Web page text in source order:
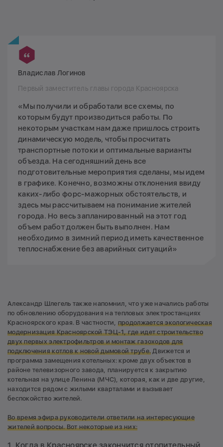
Владислав Логинов
Первый заместитель главы города Красноярска
«Мы получили и обработали все схемы, по
которым будут производиться работы. По
некоторым участкам нам даже пришлось строить
динамическую модель, чтобы просчитать
транспортные потоки и оптимальные варианты
объезда. На сегодняшний день все
подготовительные мероприятия сделаны, мы идем
в графике. Конечно, возможны отклонения ввиду
каких-либо форс-мажорных обстоятельств, и
здесь мы рассчитываем на понимание жителей
города. Но весь запланированный на этот год
объем работ должен быть выполнен. Нам
необходимо в зимний период иметь качественное
теплоснабжение без аварийных ситуаций»
Александр Шлегель также напомнил, что уже начались работы
по обновлению оборудования на тепловых электростанциях
Красноярского края. В частности, продолжается экологическая
модернизация Красноярской ТЭЦ-1, где идет строительство
двух первых электрофильтров и монтаж газоходов для
подключения котлов к новой дымовой трубе. Движется и
программа замещения котельных: кроме двух объектов в
районе телевизорного завода, планируется к закрытию
котельная на улице Ленина (МЧС), которая, как и две другие,
находится рядом с жилыми кварталами и вызывает
беспокойство жителей.
Во время эфира руководители ответили на интересующие
жителей вопросы. Вот некоторые из них: